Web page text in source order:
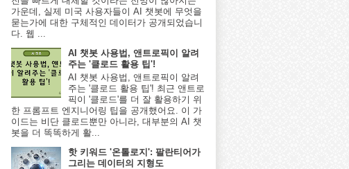
가운데, 실제 미국 사용자들이 AI 챗봇에 무엇을
묻는가에 대한 구체적인 데이터가 공개되었습니
다. 웹 ...
AI 챗봇 사용법, 앤트로픽이 알려
주는 '클로드 활용 팁'!
AI 챗봇 사용법, 앤트로픽이 알려
주는 '클로드 활용 팁'! 최근 앤트로
픽이 '클로드'를 더 잘 활용하기 위
한 프롬프트 엔지니어링 팁을 공개했어요. 이 가
이드는 비단 클로드뿐만 아니라, 대부분의 AI 챗
봇을 더 똑똑하게 활...
핫 키워드 '온톨로지': 팔란티어가
그리는 데이터의 지형도